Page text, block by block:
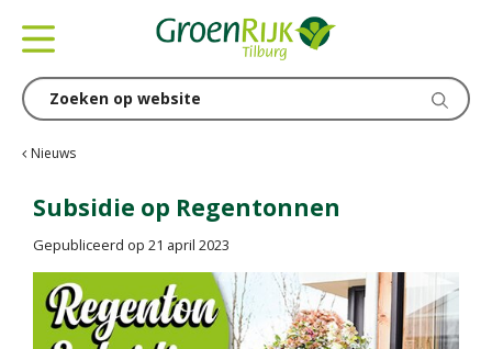
Nieuws
Subsidie op Regentonnen
Gepubliceerd op 21 april 2023